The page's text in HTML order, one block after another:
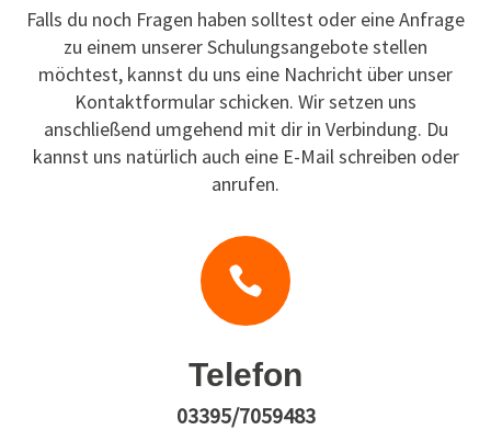
Falls du noch Fragen haben solltest oder eine Anfrage
zu einem unserer Schulungsangebote stellen
möchtest, kannst du uns eine Nachricht über unser
Kontaktformular schicken. Wir setzen uns
anschließend umgehend mit dir in Verbindung. Du
kannst uns natürlich auch eine E-Mail schreiben oder
anrufen.

Telefon
03395/7059483